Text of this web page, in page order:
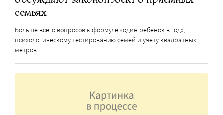
семьях
Больше всего вопросов к формуле «один ребенок в год»,
психологическому тестированию семей и учету квадратных
метров